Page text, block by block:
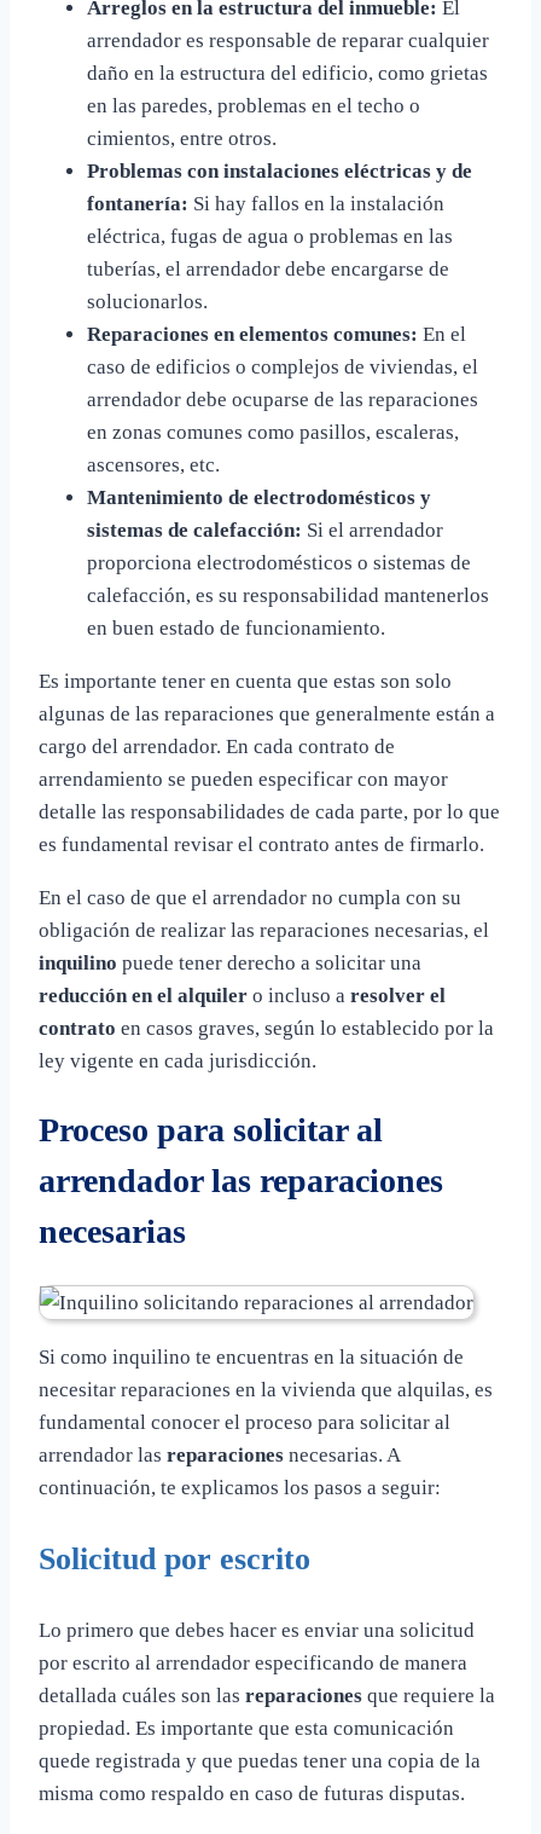
Arreglos en la estructura del inmueble: El
arrendador es responsable de reparar cualquier
daño en la estructura del edificio, como grietas
en las paredes, problemas en el techo o
cimientos, entre otros.
Problemas con instalaciones eléctricas y de
fontanería: Si hay fallos en la instalación
eléctrica, fugas de agua o problemas en las
tuberías, el arrendador debe encargarse de
solucionarlos.
Reparaciones en elementos comunes: En el
caso de edificios o complejos de viviendas, el
arrendador debe ocuparse de las reparaciones
en zonas comunes como pasillos, escaleras,
ascensores, etc.
Mantenimiento de electrodomésticos y
sistemas de calefacción: Si el arrendador
proporciona electrodomésticos o sistemas de
calefacción, es su responsabilidad mantenerlos
en buen estado de funcionamiento.
Es importante tener en cuenta que estas son solo
algunas de las reparaciones que generalmente están a
cargo del arrendador. En cada contrato de
arrendamiento se pueden especificar con mayor
detalle las responsabilidades de cada parte, por lo que
es fundamental revisar el contrato antes de firmarlo.
En el caso de que el arrendador no cumpla con su
obligación de realizar las reparaciones necesarias, el
inquilino puede tener derecho a solicitar una
reducción en el alquiler o incluso a resolver el
contrato en casos graves, según lo establecido por la
ley vigente en cada jurisdicción.
Proceso para solicitar al
arrendador las reparaciones
necesarias
Si como inquilino te encuentras en la situación de
necesitar reparaciones en la vivienda que alquilas, es
fundamental conocer el proceso para solicitar al
arrendador las reparaciones necesarias. A
continuación, te explicamos los pasos a seguir:
Solicitud por escrito
Lo primero que debes hacer es enviar una solicitud
por escrito al arrendador especificando de manera
detallada cuáles son las reparaciones que requiere la
propiedad. Es importante que esta comunicación
quede registrada y que puedas tener una copia de la
misma como respaldo en caso de futuras disputas.